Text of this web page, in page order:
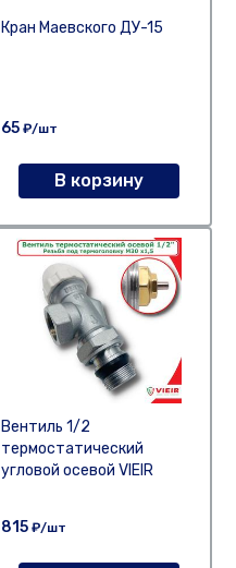
Кран Маевского ДУ-15
65 ₽/шт
В корзину
Вентиль 1/2
термостатический
угловой осевой VIEIR
815 ₽/шт